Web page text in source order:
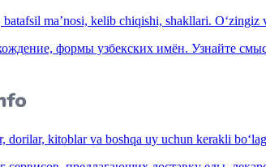
batafsil ma’nosi, kelib chiqishi, shakllari.
формы узбекских имён. Узнайте
kitoblar va boshqa uy uchun kerakli